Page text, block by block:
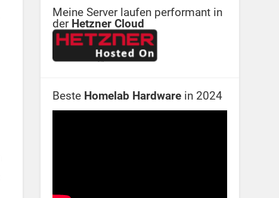
Meine Server laufen performant in
der Hetzner Cloud
Beste Homelab Hardware in 2024